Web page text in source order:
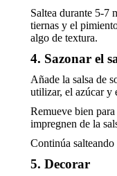
Saltea durante 5-7
tiernas y el
algo de textura.
4. Sazonar el
Añade la salsa de
utilizar, el azúcar y
Remueve bien
impregnen de la
Continúa
5. Decorar